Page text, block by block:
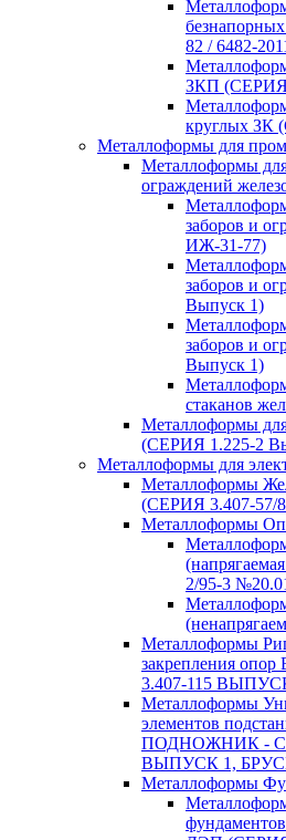
82 / 6482-
ЗКП (СЕРИЯ
круглых ЗК
Металлоформы для
Металлоформы для
ограждений
заборов и
ИЖ-31-77)
заборов и
Выпуск 1)
заборов и
Выпуск 1)
стаканов
Металлоформы
(СЕРИЯ 1.225-2
Металлоформы для
Металлоформы
(СЕРИЯ 3.407-57/
Металлоформы
2/95-3
Металлоформы
закрепления
3.407-115
Металлоформы
элементов
ПОДНОЖНИК -
ВЫПУСК 1,
Металлоформы